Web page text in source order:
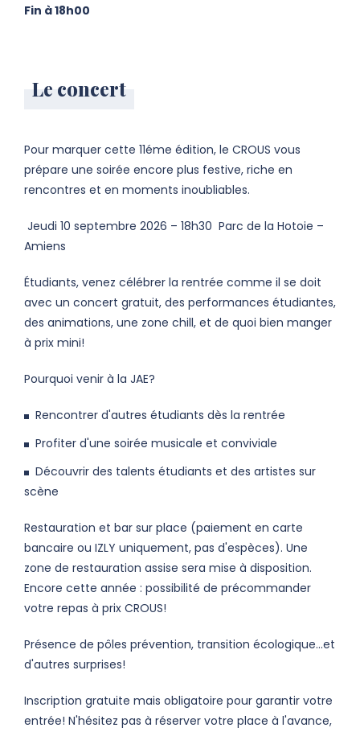
Fin à 18h00
Le concert
Pour marquer cette 11éme édition, le CROUS vous
prépare une soirée encore plus festive, riche en
rencontres et en moments inoubliables.
Jeudi 10 septembre 2026 – 18h30 Parc de la Hotoie –
Amiens
Étudiants, venez célébrer la rentrée comme il se doit
avec un concert gratuit, des performances étudiantes,
des animations, une zone chill, et de quoi bien manger
à prix mini!
Pourquoi venir à la JAE?
Rencontrer d'autres étudiants dès la rentrée
Profiter d'une soirée musicale et conviviale
Découvrir des talents étudiants et des artistes sur
scène
Restauration et bar sur place (paiement en carte
bancaire ou IZLY uniquement, pas d'espèces). Une
zone de restauration assise sera mise à disposition.
Encore cette année : possibilité de précommander
votre repas à prix CROUS!
Présence de pôles prévention, transition écologique...et
d'autres surprises!
Inscription gratuite mais obligatoire pour garantir votre
entrée! N'hésitez pas à réserver votre place à l'avance,